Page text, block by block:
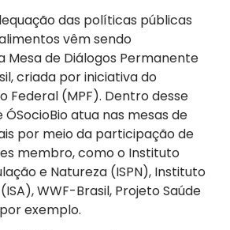
das políticas públicas
vêm sendo
Mesa de Diálogos Permanente
criada por iniciativa do
Federal (MPF). Dentro desse
atua nas mesas de
por meio da participação de
membro, como o Instituto
e Natureza (ISPN), Instituto
WWF-Brasil, Projeto Saúde
exemplo.